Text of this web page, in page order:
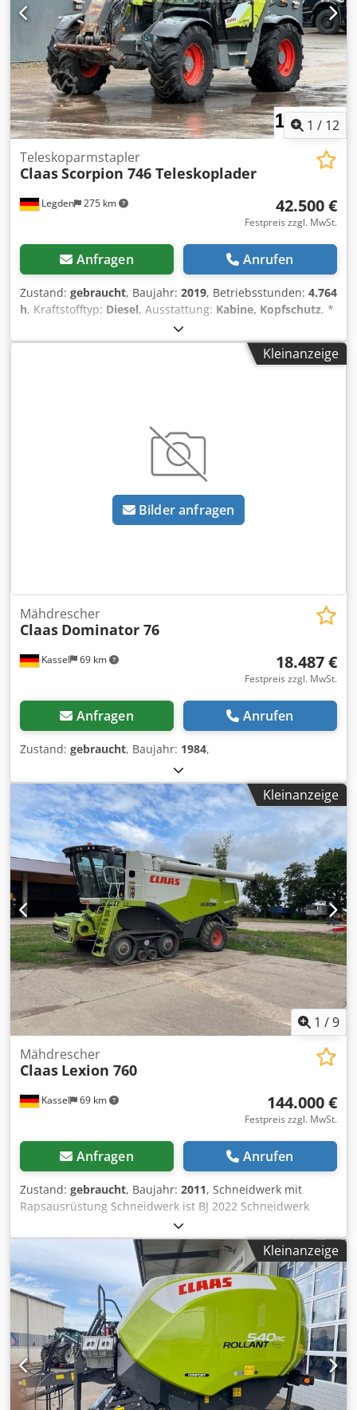
Frontlader Claas FL 120C (Baujahr 2022 / Tragkraft 1.825
kg) ... u.v.a.m. ----Das Fahrzeug ist unaufbereitet!
Bundesweite Anlieferung gegen Aufpreis möglich. Irrtümer
und Zwischenverkauf vorbehalten. Gerne nehmen wir Ihr
Fahrzeug in Zahlung. Finanzierung / Leasing auch ohne
Anzahlung möglich! Sie haben noch Fragen? Wir beraten
Sie gern!
1 / 12
Legden 275 km
Teleskoparmstapler
ClaasScorpion 746 Teleskoplader
42.500 €
Festpreis zzgl. MwSt.
Anfragen Anrufen
Zustand: gebraucht, Baujahr: 2019, Betriebsstunden: 4.764
h, Kraftstofftyp: Diesel, Ausstattung: Kabine, Kopfschutz, *
Claas Scorpion 746 Teleskoplader * Rückfahrkamera *
Klimaanlage * Vorderrad-Lenkung * Allrad-Lenkung *
Hundegang -----Interne Fahrzeugnummer: 11072----
WhatsApp Dksdswta Dvjpfx Apher Whatsapp Whatsapp
Kleinanzeige
Bilder anfragen
Kassel 69 km
Mähdrescher
Claas Dominator 76
18.487 €
Festpreis zzgl. MwSt.
Anfragen Anrufen
Zustand: gebraucht, Baujahr: 1984,
Kleinanzeige
1 /9
Kassel 69 km
Mähdrescher
Claas Lexion 760
144.000 €
Festpreis zzgl. MwSt.
Anfragen Anrufen
Zustand: gebraucht, Baujahr: 2011, Schneidwerk mit
Rapsausrüstung Schneidwerk ist BJ 2022 Schneidwerk
Claas Vario / 930 / Dodpot Twuisfx Aphokr
Kleinanzeige